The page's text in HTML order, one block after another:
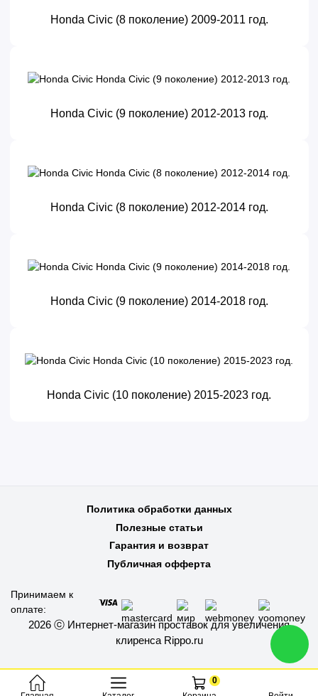
0
Honda Civic (8 поколение) 2009-2011 год.
Honda Civic (9 поколение) 2012-2013 год.
Honda Civic (8 поколение) 2012-2014 год.
Honda Civic (9 поколение) 2014-2018 год.
Honda Civic (10 поколение) 2015-2023 год.
Политика обработки данных
Полезные статьи
Гарантия и возврат
Публичная офферта
Принимаем к
оплате:
2026 ⓒ Интернет-магазин проставок для увеличения
клиренса Rippo.ru